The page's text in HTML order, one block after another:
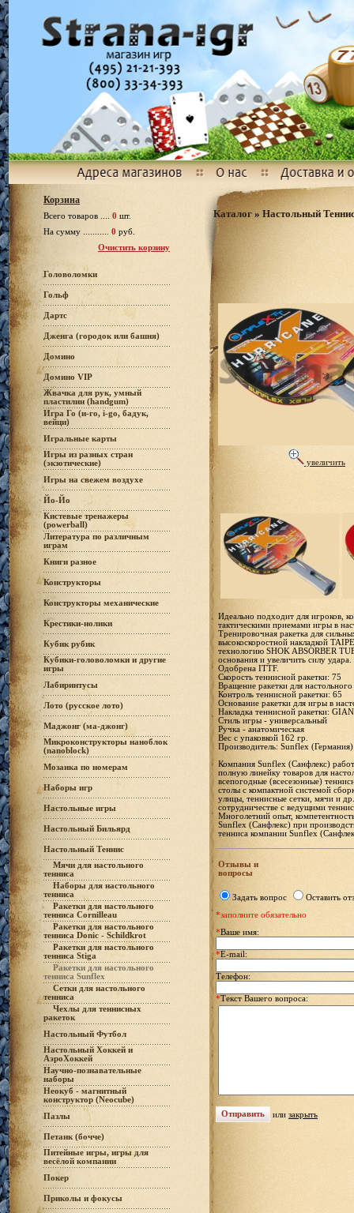
Корзина
Всего товаров ....0 шт.
На сумму ........... 0 руб.
Очистить корзину
Головоломки
Гольф
Дартс
Дженга (городок или башня)
Домино
Домино VIP
Жвачка для рук, умный
пластилин (handgum)
Игра Го (и-го, i-go, бадук,
вейци)
Игральные карты
Игры из разных стран
(экзотические)
Игры на свежем воздухе
Йо-Йо
Кистевые тренажеры
(powerball)
Литература по различным
играм
Книги разное
Конструкторы
Конструкторы механические
Крестики-нолики
Кубик рубик
Кубики-головоломки и другие
игры
Лабиринтусы
Лото (русское лото)
Маджонг (ма-джонг)
Микроконструкторы наноблок
(nanoblock)
Мозаика по номерам
Наборы игр
Настольные игры
Настольный Бильярд
Настольный Теннис
Мячи для настольного
тенниса
Наборы для настольного
тенниса
Ракетки для настольного
тенниса Cornilleau
Ракетки для настольного
тенниса Donic - Schildkrot
Ракетки для настольного
тенниса Stiga
Ракетки для настольного
тенниса Sunflex
Сетки для настольного
тенниса
Чехлы для теннисных
ракеток
Настольный Футбол
Настольный Хоккей и
АэроХоккей
Научно-познавательные
наборы
Неокуб - магнитный
конструктор (Neocube)
Пазлы
Петанк (бочче)
Питейные игры, игры для
весёлой компании
Покер
Приколы и фокусы
Каталог» Настольный
увеличить
Идеально подходит для игроков,
тактическими приемами игры в
Тренировочная ракетка для
высокоскоростной накладкой
технологию SHOK ABSORBER
основания и увеличить силу удара.
Одобрена ITTF.
Скорость теннисной ракетки: 75
Вращение ракетки для
Контроль теннисной ракетки: 65
Основание ракетки для игры в
Накладка теннисной ракетки:
Стиль игры - универсальный
Ручка - анатомическая
Вес с упаковкой 162 гр.
Производитель: Sunflex (Германия)
Компания Sunflex (Санфлекс)
полную линейку товаров для
всепогодные (всесезонные)
столы с компактной системой
улицы, теннисные сетки, мячи и
сотрудничестве с ведущими
Многолетний опыт,
Sunflex (Санфлекс) при
тенниса компании Sunflex
Отзывы и
вопросы
Задать вопрос
Оставить
*заполните обязательно
*Ваше имя:
*E-mail:
Телефон:
*Текст Вашего вопроса:
или закрыть